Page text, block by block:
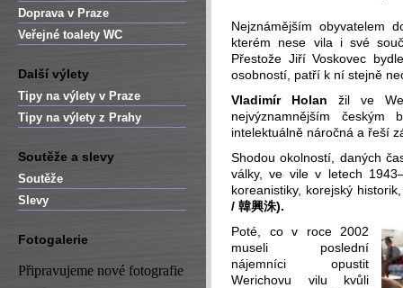
Doprava v Praze
Veřejné toalety WC
Další výlety
Tipy na výlety v Praze
Tipy na výlety z Prahy
Soutěže a slevy
Soutěže
Slevy
Fotogalerie
Připravujeme nové fotografie
Nejznámějším obyvatelem
kterém nese vila i své
Přestože Jiří Voskovec
osobností, patří k ní stejně
Vladimír Holan žil ve
nejvýznamnějším
intelektuálně náročná a řeší
Shodou okolností, daných
války, ve vile v letech
koreanistiky, korejský
/ 韓興洙).
Poté, co v roce 2002
museli poslední
nájemníci opustit
Werichovu vilu kvůli